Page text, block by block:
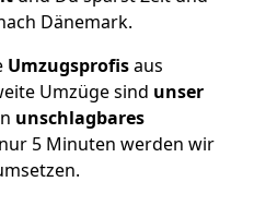
Dänemark.
Umzugsprofisaus
Umzüge sind unser
unschlagbares
5 Minuten werden wir